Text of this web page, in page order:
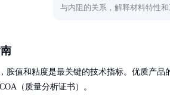
与内阻的关系，解释材料特性
胺值和粘度是最关键的技术指标。优质产
（质量分析证书）。